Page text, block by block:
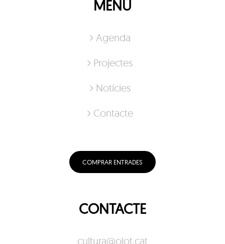
MENÚ
Agenda
Projectes
Notícies
Contacte
COMPRAR ENTRADES
CONTACTE
cultura@olot.cat